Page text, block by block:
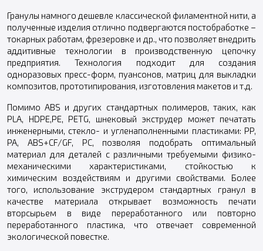
Гранулы намного дешевле классической филаментной нити, а
полученные изделия отлично подвергаются постобработке –
токарных работам, фрезеровке и др., что позволяет внедрить
аддитивные технологии в производственную цепочку
предприятия. Технология подходит для создания
одноразовых пресс-форм, пуансонов, матриц для выкладки
композитов, прототипирования, изготовления макетов и т.д.
Помимо ABS и других стандартных полимеров, таких, как
PLA, HDPE,PE, PETG, шнековый экструдер может печатать
инженерными, стекло- и угленаполненными пластиками: PP,
PA, ABS+CF/GF, PC, позволяя подобрать оптимальный
материал для деталей с различными требуемыми физико-
механическими характеристиками, стойкостью к
химическим воздействиям и другими свойствами. Более
того, использование экструдером стандартных гранул в
качестве материала открывает возможность печати
вторсырьем в виде переработанного или повторно
переработанного пластика, что отвечает современной
экологической повестке.